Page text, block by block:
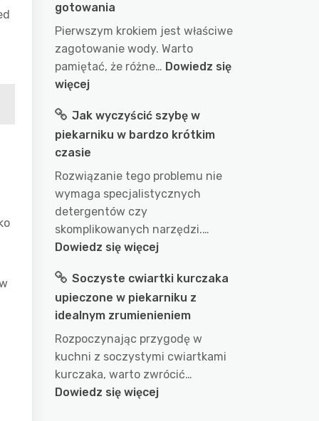
skóry
–
obalamy
popularne
przekonania
gotowania
Pierwszym krokiem jest właściwe
zagotowanie wody. Warto
pamiętać, że różne… Dowiedz się
więcej:
długo
gotować
wodę
w
garnku
aby
uzyskać
idealny
przepis
na
doskonałe
wykorzystanie
wody
podczas
gotowania
Jak wyczyścić szybę w
piekarniku w bardzo krótkim
czasie
Rozwiązanie tego problemu nie
wymaga specjalistycznych
detergentów czy
skomplikowanych narzędzi.…
Dowiedz się więcej:
wyczyścić
szybę
w
piekarniku
w
bardzo
krótkim
Soczyste cwiartki kurczaka
upieczone w piekarniku z
idealnym zrumienieniem
Rozpoczynając przygodę w
kuchni z soczystymi cwiartkami
kurczaka, warto zwrócić…
Dowiedz się więcej: